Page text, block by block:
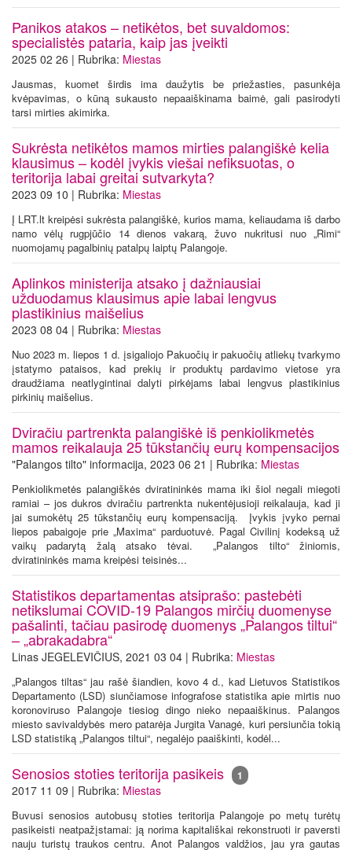
Panikos atakos – netikėtos, bet suvaldomos:
specialistės pataria, kaip jas įveikti
2025 02 26 | Rubrika: Miestas
Jausmas, kuomet širdis ima daužytis be priežasties, pasunkėja
kvėpavimas, o kūną sukausto nepaaiškinama baimė, gali pasirodyti
tarsi mirties akimirka.
Sukrėsta netikėtos mamos mirties palangiškė kelia
klausimus – kodėl įvykis viešai nefiksuotas, o
teritorija labai greitai sutvarkyta?
2023 09 10 | Rubrika: Miestas
Į LRT.lt kreipėsi sukrėsta palangiškė, kurios mama, keliaudama iš darbo
namo vėlų rugpjūčio 14 dienos vakarą, žuvo nukritusi nuo „Rimi“
nuomojamų pagalbinių patalpų laiptų Palangoje.
Aplinkos ministerija atsako į dažniausiai
užduodamus klausimus apie labai lengvus
plastikinius maišelius
2023 08 04 | Rubrika: Miestas
Nuo 2023 m. liepos 1 d. įsigaliojo Pakuočių ir pakuočių atliekų tvarkymo
įstatymo pataisos, kad prekių ir produktų pardavimo vietose yra
draudžiama neatlygintinai dalyti pirkėjams labai lengvus plastikinius
pirkinių maišelius.
Dviračiu partrenkta palangiškė iš penkiolikmetės
mamos reikalauja 25 tūkstančių eurų kompensacijos
"Palangos tilto" informacija, 2023 06 21 | Rubrika: Miestas
Penkiolikmetės palangiškės dviratininkės mama iki šiol negali miegoti
ramiai – jos dukros dviračiu partrenkta nukentėjusioji reikalauja, kad ji
jai sumokėtų 25 tūkstančių eurų kompensaciją. Įvykis įvyko pernai
liepos pabaigoje prie „Maxima“ parduotuvė. Pagal Civilinį kodeksą už
vaikų padarytą žalą atsako tėvai. „Palangos tilto“ žiniomis,
dviratininkės mama kreipėsi teisinės...
Statistikos departamentas atsiprašo: pastebėti
netikslumai COVID-19 Palangos mirčių duomenyse
pašalinti, tačiau pasirodę duomenys „Palangos tiltui“
– „abrakadabra“
Linas JEGELEVIČIUS, 2021 03 04 | Rubrika: Miestas
„Palangos tiltas“ jau rašė šiandien, kovo 4 d., kad Lietuvos Statistikos
Departamento (LSD) siunčiamose infografose statistika apie mirtis nuo
koronoviruso Palangoje tiesiog dingo nieko nepaaiškinus. Palangos
miesto savivaldybės mero patarėja Jurgita Vanagė, kuri persiunčia tokią
LSD statistiką „Palangos tiltui“, negalėjo paaiškinti, kodėl...
Senosios stoties teritorija pasikeis 1
2017 11 09 | Rubrika: Miestas
Buvusi senosios autobusų stoties teritorija Palangoje po metų turėtų
pasikeisti neatpažįstamai: ją norima kapitališkai rekonstruoti ir paversti
nauju turistų traukos centru. Anot Palangos valdžios, jau yra gautas